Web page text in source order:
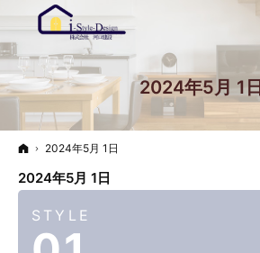
2024年5月 1日
ホーム
2024年5月 1日
2024年5月 1日
STYLE